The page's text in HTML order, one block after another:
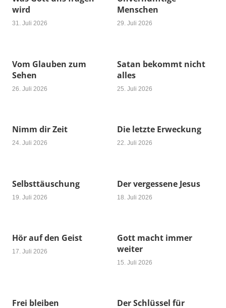
wird
31. Juli 2026
Menschen
29. Juli 2026
Vom Glauben zum
Sehen
26. Juli 2026
Satan bekommt nicht
alles
25. Juli 2026
Nimm dir Zeit
24. Juli 2026
Die letzte Erweckung
22. Juli 2026
Selbsttäuschung
19. Juli 2026
Der vergessene Jesus
18. Juli 2026
Hör auf den Geist
17. Juli 2026
Gott macht immer
weiter
15. Juli 2026
Frei bleiben
Der Schlüssel für